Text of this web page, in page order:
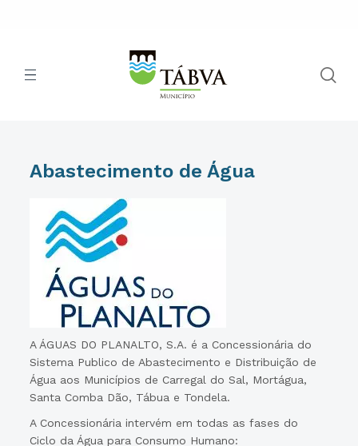
Abastecimento de Água
A ÁGUAS DO PLANALTO, S.A. é a Concessionária do
Sistema Publico de Abastecimento e Distribuição de
Água aos Municípios de Carregal do Sal, Mortágua,
Santa Comba Dão, Tábua e Tondela.
A Concessionária intervém em todas as fases do
Ciclo da Água para Consumo Humano: